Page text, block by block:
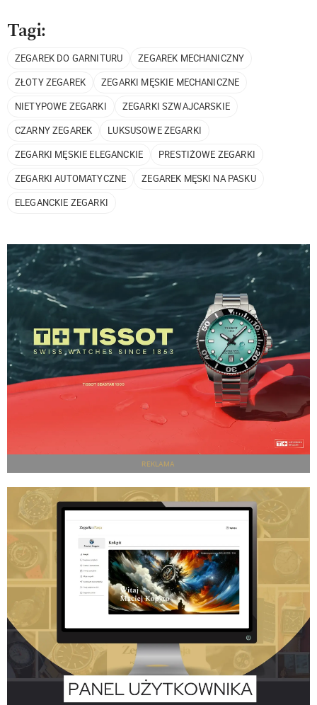
Tagi:
ZEGAREK DO GARNITURU
ZEGAREK MECHANICZNY
ZŁOTY ZEGAREK
ZEGARKI MĘSKIE MECHANICZNE
NIETYPOWE ZEGARKI
ZEGARKI SZWAJCARSKIE
CZARNY ZEGAREK
LUKSUSOWE ZEGARKI
ZEGARKI MĘSKIE ELEGANCKIE
PRESTIŻOWE ZEGARKI
ZEGARKI AUTOMATYCZNE
ZEGAREK MĘSKI NA PASKU
ELEGANCKIE ZEGARKI
REKLAMA